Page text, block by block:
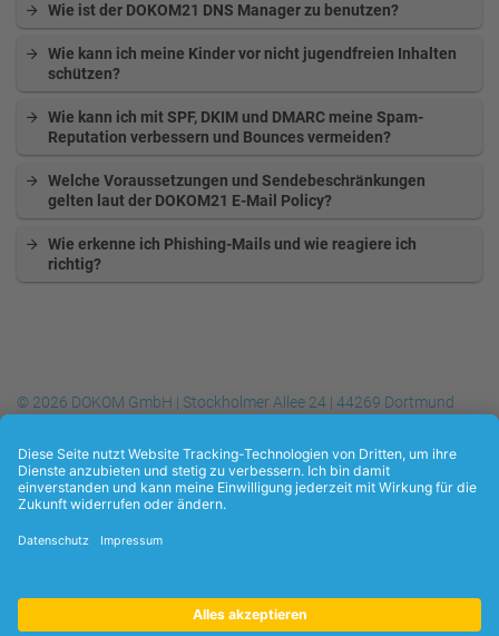
Wie ist der DOKOM21 DNS Manager zu benutzen?
Wie kann ich meine Kinder vor nicht jugendfreien Inhalten
schützen?
Wie kann ich mit SPF, DKIM und DMARC meine Spam-
Reputation verbessern und Bounces vermeiden?
Welche Voraussetzungen und Sendebeschränkungen
gelten laut der DOKOM21 E-Mail Policy?
Wie erkenne ich Phishing-Mails und wie reagiere ich
richtig?
© 2026 DOKOM GmbH | Stockholmer Allee 24 | 44269 Dortmund
Datenschutzerklärung Kontakt Impressum